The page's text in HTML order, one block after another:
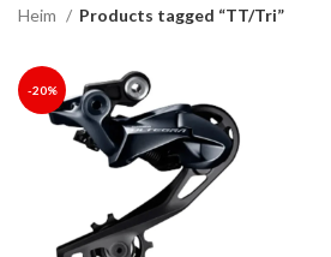
Heim Products tagged “TT/Tri”
-20%